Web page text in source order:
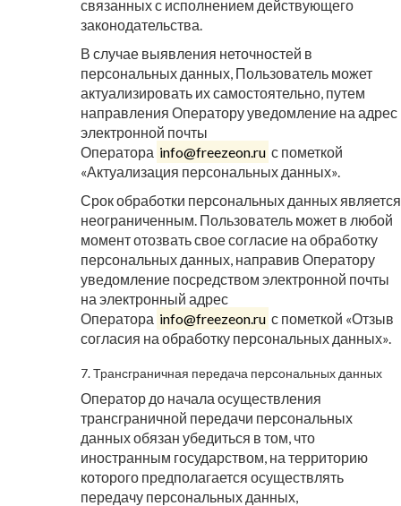
связанных с исполнением действующего
законодательства.
В случае выявления неточностей в
персональных данных, Пользователь может
актуализировать их самостоятельно, путем
направления Оператору уведомление на адрес
электронной почты
Оператора info@freezeon.ru с пометкой
«Актуализация персональных данных».
Срок обработки персональных данных является
неограниченным. Пользователь может в любой
момент отозвать свое согласие на обработку
персональных данных, направив Оператору
уведомление посредством электронной почты
на электронный адрес
Оператора info@freezeon.ru с пометкой «Отзыв
согласия на обработку персональных данных».
7. Трансграничная передача персональных данных
Оператор до начала осуществления
трансграничной передачи персональных
данных обязан убедиться в том, что
иностранным государством, на территорию
которого предполагается осуществлять
передачу персональных данных,